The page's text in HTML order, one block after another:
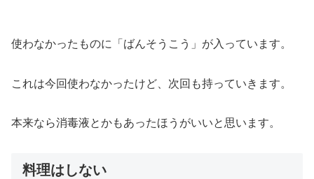
使わなかったものに「ばんそうこう」が入っています。
これは今回使わなかったけど、次回も持っていきます。
本来なら消毒液とかもあったほうがいいと思います。
料理はしない